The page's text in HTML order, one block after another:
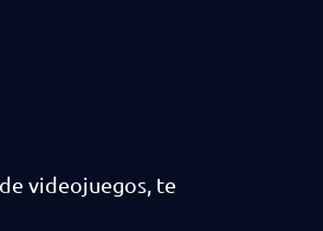
videojuegos, te